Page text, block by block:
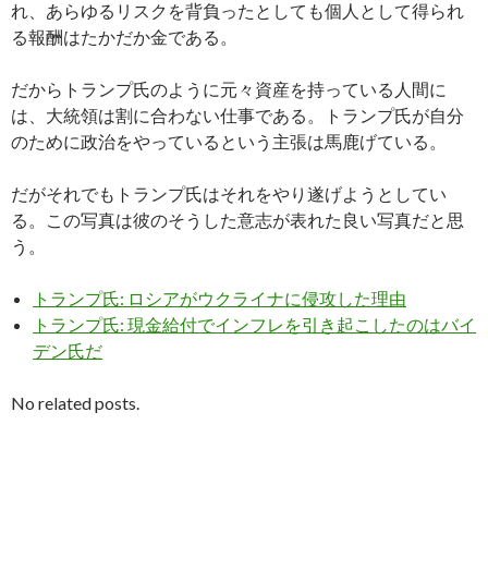
れ、あらゆるリスクを背負ったとしても個人として得られ
る報酬はたかだか金である。
だからトランプ氏のように元々資産を持っている人間に
は、大統領は割に合わない仕事である。トランプ氏が自分
のために政治をやっているという主張は馬鹿げている。
だがそれでもトランプ氏はそれをやり遂げようとしてい
る。この写真は彼のそうした意志が表れた良い写真だと思
う。
トランプ氏: ロシアがウクライナに侵攻した理由
トランプ氏: 現金給付でインフレを引き起こしたのはバイ
デン氏だ
No related posts.